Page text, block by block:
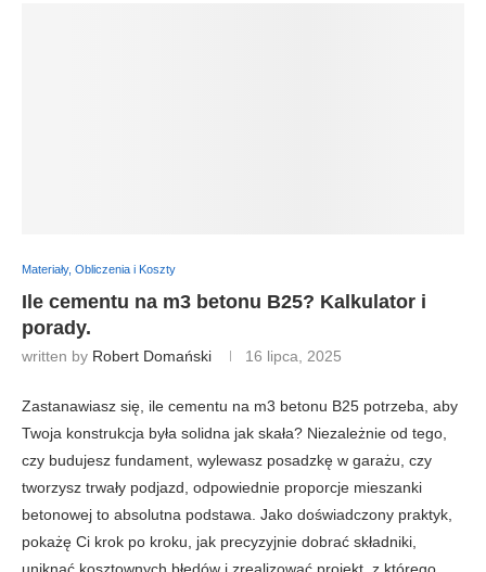
Materiały, Obliczenia i Koszty
Ile cementu na m3 betonu B25? Kalkulator i
porady.
written by Robert Domański 16 lipca, 2025
Zastanawiasz się, ile cementu na m3 betonu B25 potrzeba, aby
Twoja konstrukcja była solidna jak skała? Niezależnie od tego,
czy budujesz fundament, wylewasz posadzkę w garażu, czy
tworzysz trwały podjazd, odpowiednie proporcje mieszanki
betonowej to absolutna podstawa. Jako doświadczony praktyk,
pokażę Ci krok po kroku, jak precyzyjnie dobrać składniki,